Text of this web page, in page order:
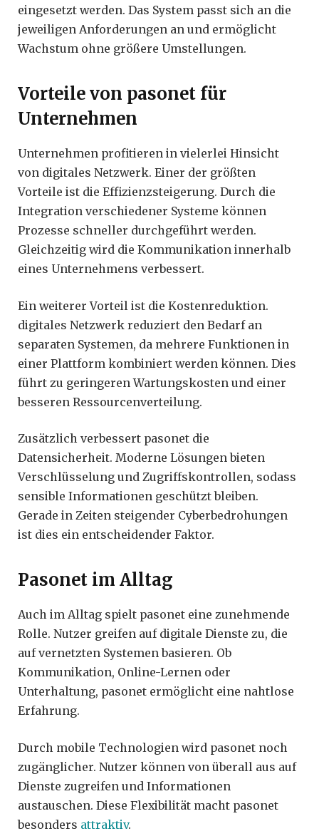
eingesetzt werden. Das System passt sich an die
jeweiligen Anforderungen an und ermöglicht
Wachstum ohne größere Umstellungen.
Vorteile von pasonet für
Unternehmen
Unternehmen profitieren in vielerlei Hinsicht
von digitales Netzwerk. Einer der größten
Vorteile ist die Effizienzsteigerung. Durch die
Integration verschiedener Systeme können
Prozesse schneller durchgeführt werden.
Gleichzeitig wird die Kommunikation innerhalb
eines Unternehmens verbessert.
Ein weiterer Vorteil ist die Kostenreduktion.
digitales Netzwerk reduziert den Bedarf an
separaten Systemen, da mehrere Funktionen in
einer Plattform kombiniert werden können. Dies
führt zu geringeren Wartungskosten und einer
besseren Ressourcenverteilung.
Zusätzlich verbessert pasonet die
Datensicherheit. Moderne Lösungen bieten
Verschlüsselung und Zugriffskontrollen, sodass
sensible Informationen geschützt bleiben.
Gerade in Zeiten steigender Cyberbedrohungen
ist dies ein entscheidender Faktor.
Pasonet im Alltag
Auch im Alltag spielt pasonet eine zunehmende
Rolle. Nutzer greifen auf digitale Dienste zu, die
auf vernetzten Systemen basieren. Ob
Kommunikation, Online-Lernen oder
Unterhaltung, pasonet ermöglicht eine nahtlose
Erfahrung.
Durch mobile Technologien wird pasonet noch
zugänglicher. Nutzer können von überall aus auf
Dienste zugreifen und Informationen
austauschen. Diese Flexibilität macht pasonet
besonders attraktiv.